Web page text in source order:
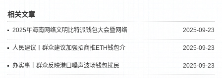
相关文章
2025-09-23
2025年海南网络文明比特派钱包大会暨网络
2025-09-23
人民建议丨群众建议加强招商推ETH钱包介
2025-09-23
办实事｜群众反映港口噪声波场钱包扰民